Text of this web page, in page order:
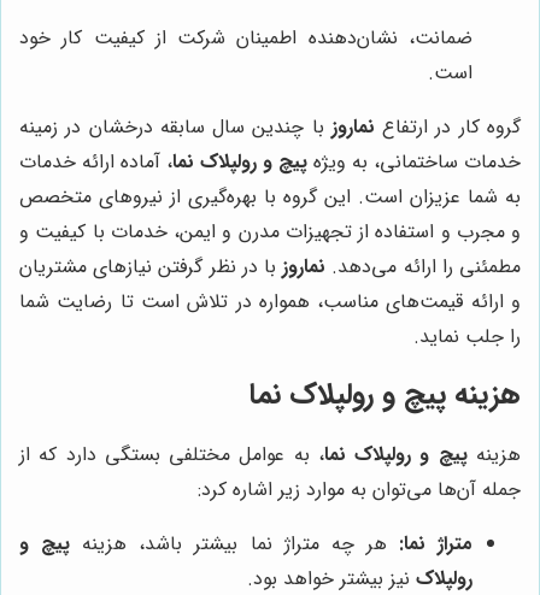
ضمانت، نشان‌دهنده اطمینان شرکت از کیفیت کار خود
است.
گروه کار در ارتفاع نماروز با چندین سال سابقه درخشان در زمینه
خدمات ساختمانی، به ویژه پیچ و رولپلاک نما، آماده ارائه خدمات
به شما عزیزان است. این گروه با بهره‌گیری از نیروهای متخصص
و مجرب و استفاده از تجهیزات مدرن و ایمن، خدمات با کیفیت و
مطمئنی را ارائه می‌دهد. نماروز با در نظر گرفتن نیازهای مشتریان
و ارائه قیمت‌های مناسب، همواره در تلاش است تا رضایت شما
را جلب نماید.
هزینه پیچ و رولپلاک نما
هزینهپیچ و رولپلاک نما، به عوامل مختلفی بستگی دارد که از
جمله آن‌ها می‌توان به موارد زیر اشاره کرد:
متراژ نما: هر چه متراژ نما بیشتر باشد، هزینه پیچ و
رولپلاک نیز بیشتر خواهد بود.